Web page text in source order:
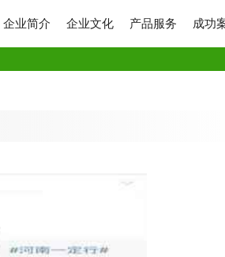
企业简介 企业文化 产品服务 成功